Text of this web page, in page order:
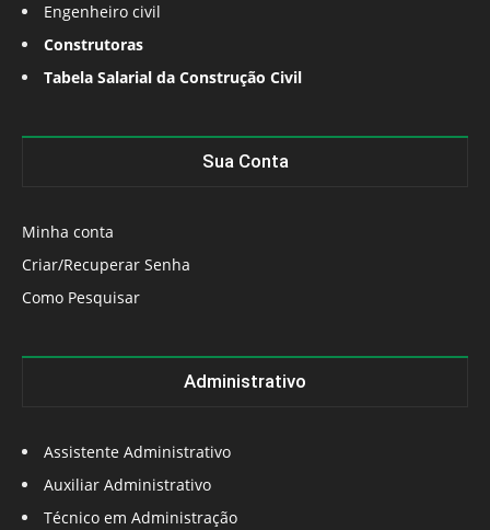
Engenheiro civil
Construtoras
Tabela Salarial da Construção Civil
Sua Conta
Minha conta
Criar/Recuperar Senha
Como Pesquisar
Administrativo
Assistente Administrativo
Auxiliar Administrativo
Técnico em Administração